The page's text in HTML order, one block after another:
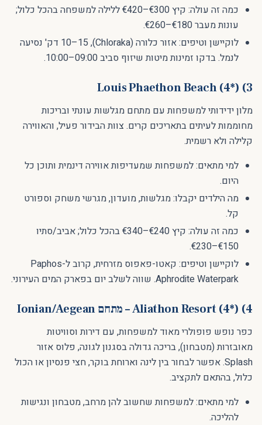
כמה זה עולה: קיץ €300–€420 ללילה למשפחה בהכל כלול;
עונות מעבר €180–€260.
לוקיישן וטיפים: אזור כלורה (Chloraka), 10–15 דק' נסיעה
לנמל. בדקו זמינות מיטות שיזוף סביב 09:00–10:00.
3) Louis Phaethon Beach (4*)
מלון ידידותי למשפחות עם מתחם מגלשות עונתי ובריכות
מחוממות לעיתים בתאריכים קרים. צוות הבידור פעיל, והאווירה
קלילה ולא רשמית.
למי מתאים: למשפחות שמעדיפות אווירה דינמית ותוכן כל
היום.
מה הילדים יקבלו: מגלשות, מועדון, מגרשי משחק וספורט
קל.
כמה זה עולה: קיץ €240–€340 בהכל כלול; אביב/סתיו
€150–€230.
לוקיישן וטיפים: קאטו-פאפוס מזרחית, קרוב ל-Paphos
Aphrodite Waterpark. שווה לשלב יום בפארק המים העירוני.
4) Aliathon Resort (4*) – מתחם Ionian/Aegean
כפר נופש פופולרי מאוד למשפחות, עם דירות וסוויטות
מאובזרות (מטבחון), בריכה גדולה בסגנון לגונה, פלוס אזור
Splash. אפשר לבחור בין לינה וארוחת בוקר, חצי פנסיון או הכול
כלול, בהתאם לתקציב.
למי מתאים: למשפחות שחשוב להן מרחב, מטבחון ונגישות
להליכה.